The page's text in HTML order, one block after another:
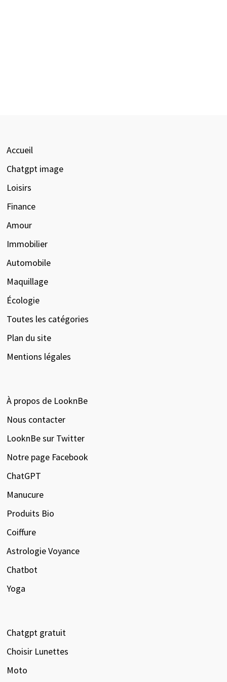
Accueil
Chatgpt image
Loisirs
Finance
Amour
Immobilier
Automobile
Maquillage
Écologie
Toutes les catégories
Plan du site
Mentions légales
À propos de LooknBe
Nous contacter
LooknBe sur Twitter
Notre page Facebook
ChatGPT
Manucure
Produits Bio
Coiffure
Astrologie Voyance
Chatbot
Yoga
Chatgpt gratuit
Choisir Lunettes
Moto